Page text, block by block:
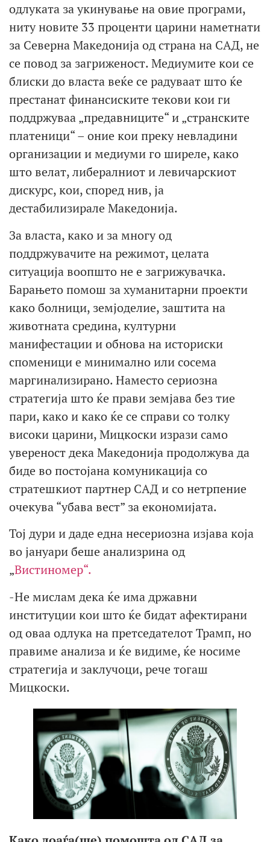
одлуката за укинување на овие програми,
ниту новите 33 проценти царини наметнати
за Северна Македонија од страна на САД, не
се повод за загриженост. Медиумите кои се
блиски до власта веќе се радуваат што ќе
престанат финансиските текови кои ги
поддржуваа „предавниците“ и „странските
платеници“ – оние кои преку невладини
организации и медиуми го ширеле, како
што велат, либералниот и левичарскиот
дискурс, кои, според нив, ја
дестабилизирале Македонија.
За власта, како и за многу од
поддржувачите на режимот, целата
ситуација воопшто не е загрижувачка.
Барањето помош за хуманитарни проекти
како болници, земјоделие, заштита на
животната средина, културни
манифестации и обнова на историски
споменици е минимално или сосема
маргинализирано. Наместо сериозна
стратегија што ќе прави земјава без тие
пари, како и како ќе се справи со толку
високи царини, Мицкоски изрази само
увереност дека Македонија продолжува да
биде во постојана комуникација со
стратешкиот партнер САД и со нетрпение
очекува “убава вест” за економијата.
Тој дури и даде една несериозна изјава која
во јануари беше анализрина од
„Вистиномер“.
-Не мислам дека ќе има државни
институции кои што ќе бидат афектирани
од оваа одлука на претседателот Трамп, но
правиме анализа и ќе видиме, ќе носиме
стратегија и заклучоци, рече тогаш
Мицкоски.